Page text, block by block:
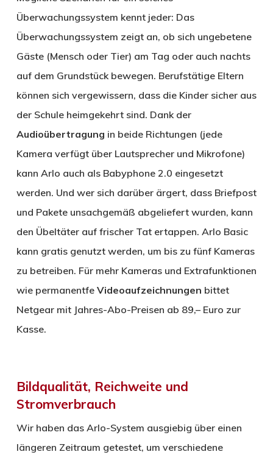
Überwachungssystem kennt jeder: Das
Überwachungssystem zeigt an, ob sich ungebetene
Gäste (Mensch oder Tier) am Tag oder auch nachts
auf dem Grundstück bewegen. Berufstätige Eltern
können sich vergewissern, dass die Kinder sicher aus
der Schule heimgekehrt sind. Dank der
Audioübertragung in beide Richtungen (jede
Kamera verfügt über Lautsprecher und Mikrofone)
kann Arlo auch als Babyphone 2.0 eingesetzt
werden. Und wer sich darüber ärgert, dass Briefpost
und Pakete unsachgemäß abgeliefert wurden, kann
den Übeltäter auf frischer Tat ertappen. Arlo Basic
kann gratis genutzt werden, um bis zu fünf Kameras
zu betreiben. Für mehr Kameras und Extrafunktionen
wie permanentfe Videoaufzeichnungen bittet
Netgear mit Jahres-Abo-Preisen ab 89,– Euro zur
Kasse.
Bildqualität, Reichweite und
Stromverbrauch
Wir haben das Arlo-System ausgiebig über einen
längeren Zeitraum getestet, um verschiedene